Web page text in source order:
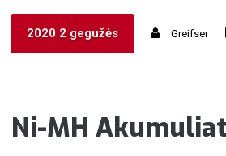
2020 2 gegužės Greifser
Ni-MH